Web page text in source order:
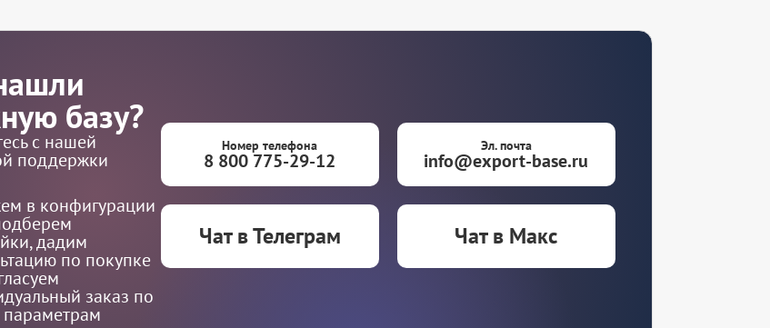
базу?
с нашей
поддержки
в конфигурации
дадим
по покупке
заказ по
Номер телефона
8 800 775-29-12
Эл. почта
info@export-base.ru
Чат в Телеграм Чат в Макс